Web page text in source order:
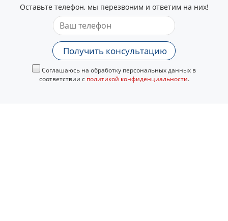
Оставьте телефон, мы перезвоним и ответим на них!
Получить консультацию
Соглашаюсь на обработку персональных данных в
соответствии с политикой конфиденциальности.